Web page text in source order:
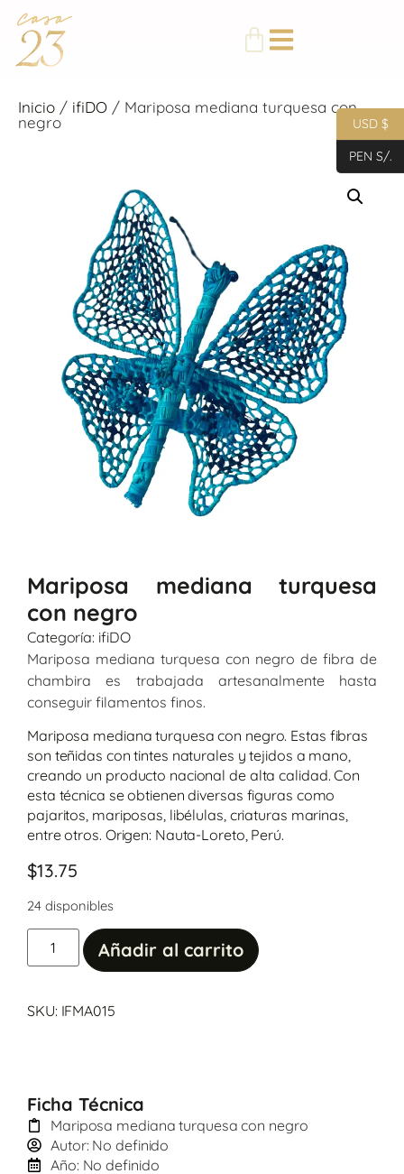
Inicio / ifiDO / Mariposa mediana turquesa con
negro
Categoría: ifiDO
Mariposa mediana turquesa
con negro
Mariposa mediana turquesa con negro de fibra de
chambira es trabajada artesanalmente hasta
conseguir filamentos finos.
Mariposa mediana turquesa con negro. Estas fibras
son teñidas con tintes naturales y tejidos a mano,
creando un producto nacional de alta calidad. Con
esta técnica se obtienen diversas figuras como
pajaritos, mariposas, libélulas, criaturas marinas,
entre otros. Origen: Nauta-Loreto, Perú.
$13.75
24 disponibles
Añadir al carrito
SKU: IFMA015
Ficha Técnica
Mariposa mediana turquesa con negro
Autor: No definido
Año: No definido
USD $
PEN S/.